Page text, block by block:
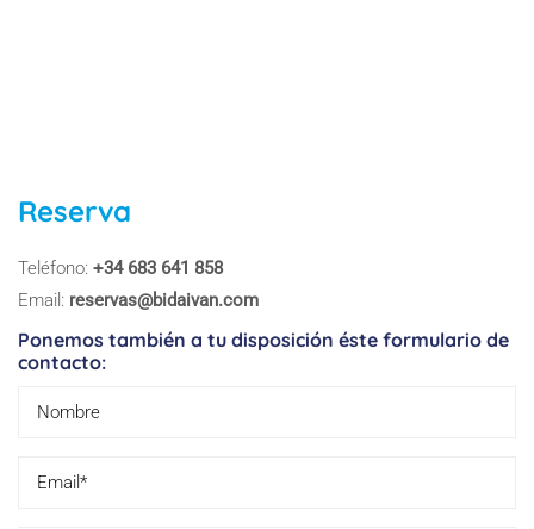
Reserva
Teléfono: +34 683 641 858
Email: reservas@bidaivan.com
Ponemos también a tu disposición éste formulario de
contacto: